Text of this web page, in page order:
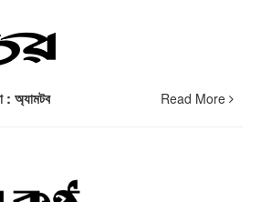
: অ্যামটব Read More